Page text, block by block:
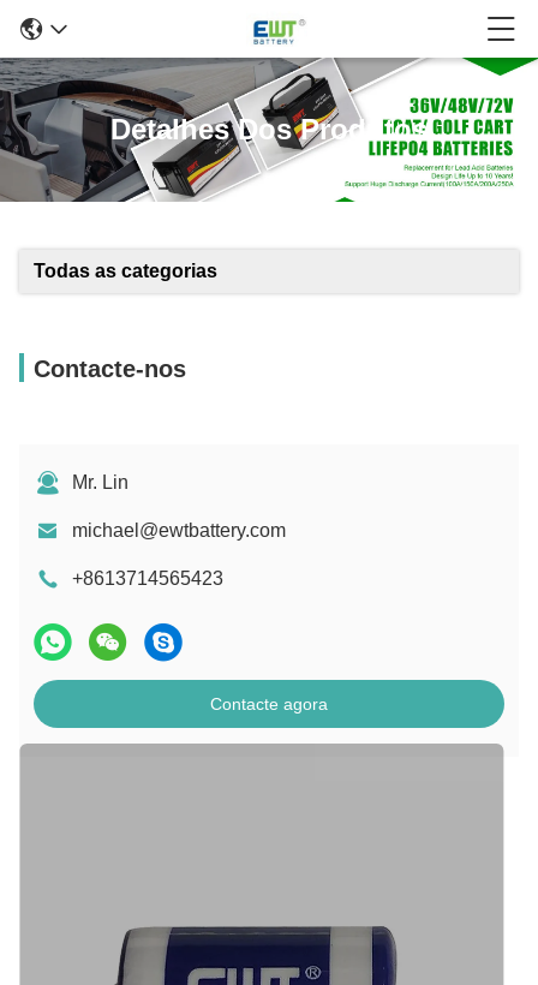
Detalhes Dos Produtos
Todas as categorias
Contacte-nos
Mr. Lin
michael@ewtbattery.com
+8613714565423
Contacte agora